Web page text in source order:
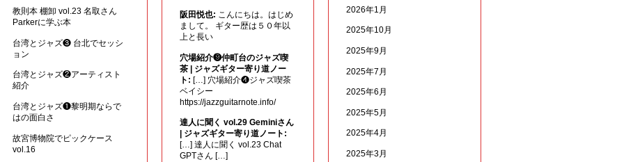
教則本 棚卸 vol.23 名取さん
Parkerに学ぶ本
台湾とジャズ❸ 台北でセッシ
ョン
台湾とジャズ❷アーティスト
紹介
台湾とジャズ❶黎明期ならで
はの面白さ
故宮博物院でピックケース
vol.16
阪田悦也: こんにちは。はじめ
まして。 ギター歴は５０年以
上と長い
穴場紹介❾仲町台のジャズ喫
茶 | ジャズギター寄り道ノー
ト: […] 穴場紹介❹ジャズ喫茶
ベイシー
https://jazzguitarnote.info/
達人に聞く vol.29 Geminiさん
| ジャズギター寄り道ノート:
[…] 達人に聞く vol.23 Chat
GPTさん […]
2026年1月
2025年10月
2025年9月
2025年7月
2025年6月
2025年5月
2025年4月
2025年3月